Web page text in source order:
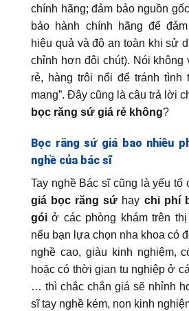
chính hãng; đảm bảo nguồn
bảo hành chính hãng để
hiệu quả và độ an toàn khi sử
chỉnh hơn đôi chút). Nói không
rẻ, hàng trôi nổi để tránh tình
mang”. Đây cũng là câu trả lời
bọc răng sứ giá rẻ không?
Bọc răng sứ giá bao nhiêu
nghề của bác sĩ
Tay nghề Bác sĩ cũng là yếu tố
giá bọc răng sứ hay chi phí
gói ở các phòng khám trên
nếu bạn lựa chọn nha khoa có
nghề cao, giàu kinh nghiệm,
hoặc có thời gian tu nghiệp ở
… thì chắc chắn giá sẽ nhỉnh
sĩ tay nghề kém, non kinh